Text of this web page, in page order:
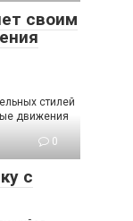
своим
стилей
движения
0
с